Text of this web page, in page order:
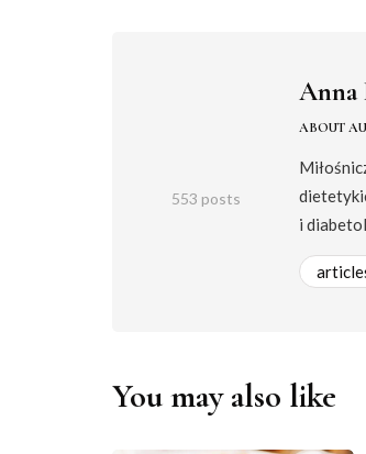
553 posts
Anna
ABOUT
i
You may also like